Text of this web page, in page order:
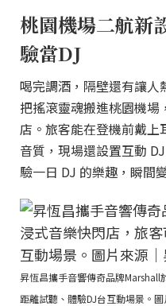
桃園機場二航新
驗當DJ
喝完調酒，隔壁還有讓人
把搖滾靈魂搬進桃園機場
店。旅客能在登機前戴
音質，現場還設置互動
驗一日 DJ 的樂趣，瞬間
昇恆昌攜手音響傳奇品牌Marshall
距離試聽、體驗DJ台互動場景。